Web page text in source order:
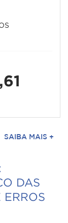
SAIBA MAIS +
DAS
ERROS